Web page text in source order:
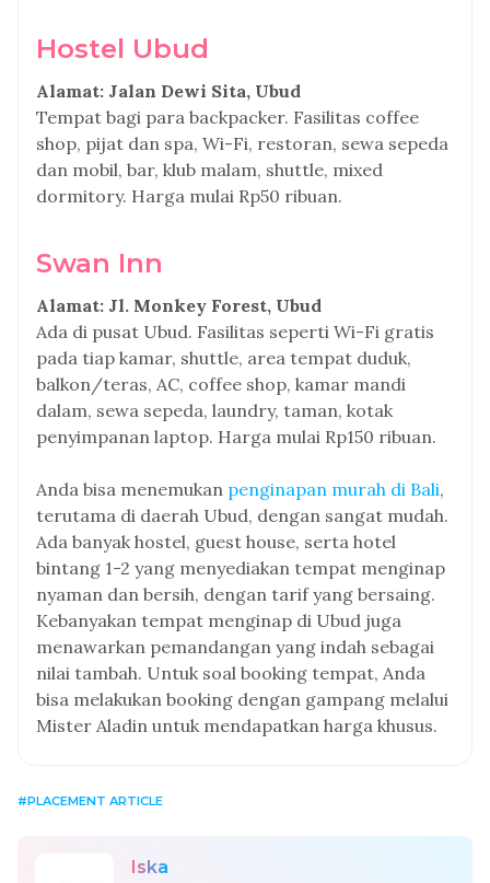
Hostel Ubud
Alamat: Jalan Dewi Sita, Ubud
Tempat bagi para backpacker. Fasilitas coffee
shop, pijat dan spa, Wi-Fi, restoran, sewa sepeda
dan mobil, bar, klub malam, shuttle, mixed
dormitory. Harga mulai Rp50 ribuan.
Swan Inn
Alamat: Jl. Monkey Forest, Ubud
Ada di pusat Ubud. Fasilitas seperti Wi-Fi gratis
pada tiap kamar, shuttle, area tempat duduk,
balkon/teras, AC, coffee shop, kamar mandi
dalam, sewa sepeda, laundry, taman, kotak
penyimpanan laptop. Harga mulai Rp150 ribuan.
Anda bisa menemukan penginapan murah di Bali,
terutama di daerah Ubud, dengan sangat mudah.
Ada banyak hostel, guest house, serta hotel
bintang 1-2 yang menyediakan tempat menginap
nyaman dan bersih, dengan tarif yang bersaing.
Kebanyakan tempat menginap di Ubud juga
menawarkan pemandangan yang indah sebagai
nilai tambah. Untuk soal booking tempat, Anda
bisa melakukan booking dengan gampang melalui
Mister Aladin untuk mendapatkan harga khusus.
PLACEMENT ARTICLE
Iska